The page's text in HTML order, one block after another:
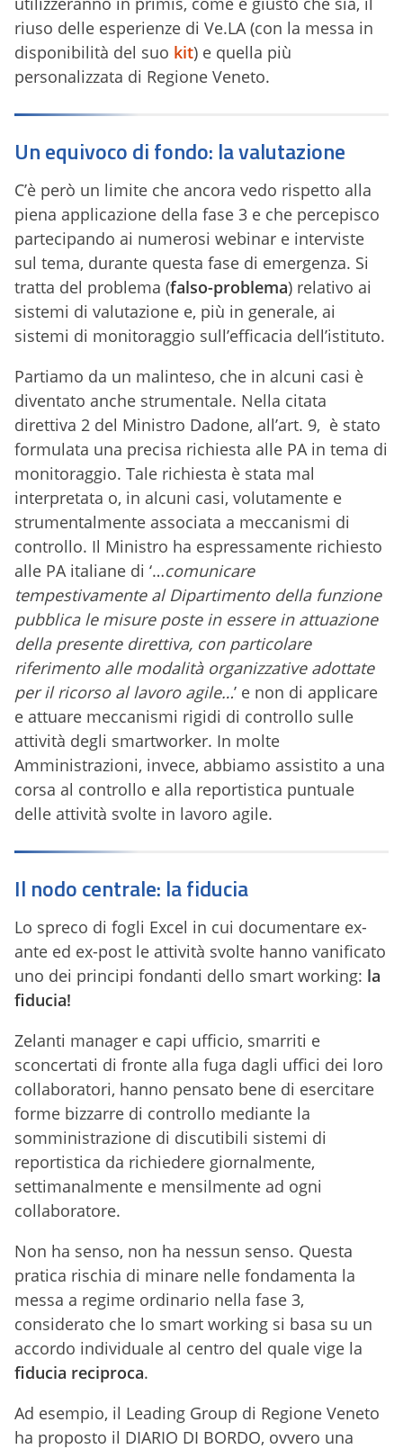
riuso delle esperienze di Ve.LA (con la messa in
disponibilità del suo kit) e quella più
personalizzata di Regione Veneto.
Un equivoco di fondo: la valutazione
C’è però un limite che ancora vedo rispetto alla
piena applicazione della fase 3 e che percepisco
partecipando ai numerosi webinar e interviste
sul tema, durante questa fase di emergenza. Si
tratta del problema (falso-problema) relativo ai
sistemi di valutazione e, più in generale, ai
sistemi di monitoraggio sull’efficacia dell’istituto.
Partiamo da un malinteso, che in alcuni casi è
diventato anche strumentale. Nella citata
direttiva 2 del Ministro Dadone, all’art. 9, è stato
formulata una precisa richiesta alle PA in tema di
monitoraggio. Tale richiesta è stata mal
interpretata o, in alcuni casi, volutamente e
strumentalmente associata a meccanismi di
controllo. Il Ministro ha espressamente richiesto
alle PA italiane di ‘…comunicare
tempestivamente al Dipartimento della funzione
pubblica le misure poste in essere in attuazione
della presente direttiva, con particolare
riferimento alle modalità organizzative adottate
per il ricorso al lavoro agile…’ e non di applicare
e attuare meccanismi rigidi di controllo sulle
attività degli smartworker. In molte
Amministrazioni, invece, abbiamo assistito a una
corsa al controllo e alla reportistica puntuale
delle attività svolte in lavoro agile.
Il nodo centrale: la fiducia
Lo spreco di fogli Excel in cui documentare ex-
ante ed ex-post le attività svolte hanno vanificato
uno dei principi fondanti dello smart working: la
fiducia!
Zelanti manager e capi ufficio, smarriti e
sconcertati di fronte alla fuga dagli uffici dei loro
collaboratori, hanno pensato bene di esercitare
forme bizzarre di controllo mediante la
somministrazione di discutibili sistemi di
reportistica da richiedere giornalmente,
settimanalmente e mensilmente ad ogni
collaboratore.
Non ha senso, non ha nessun senso. Questa
pratica rischia di minare nelle fondamenta la
messa a regime ordinario nella fase 3,
considerato che lo smart working si basa su un
accordo individuale al centro del quale vige la
fiducia reciproca.
Ad esempio, il Leading Group di Regione Veneto
ha proposto il DIARIO DI BORDO, ovvero una